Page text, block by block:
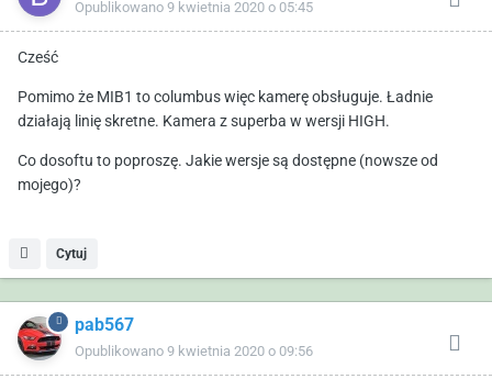
Opublikowano 9 kwietnia 2020 o 05:45
Cześć
Pomimo że MIB1 to columbus więc kamerę obsługuje. Ładnie
działają linię skretne. Kamera z superba w wersji HIGH.
Co dosoftu to poproszę. Jakie wersje są dostępne (nowsze od
mojego)?
Cytuj
pab567
Opublikowano 9 kwietnia 2020 o 09:56